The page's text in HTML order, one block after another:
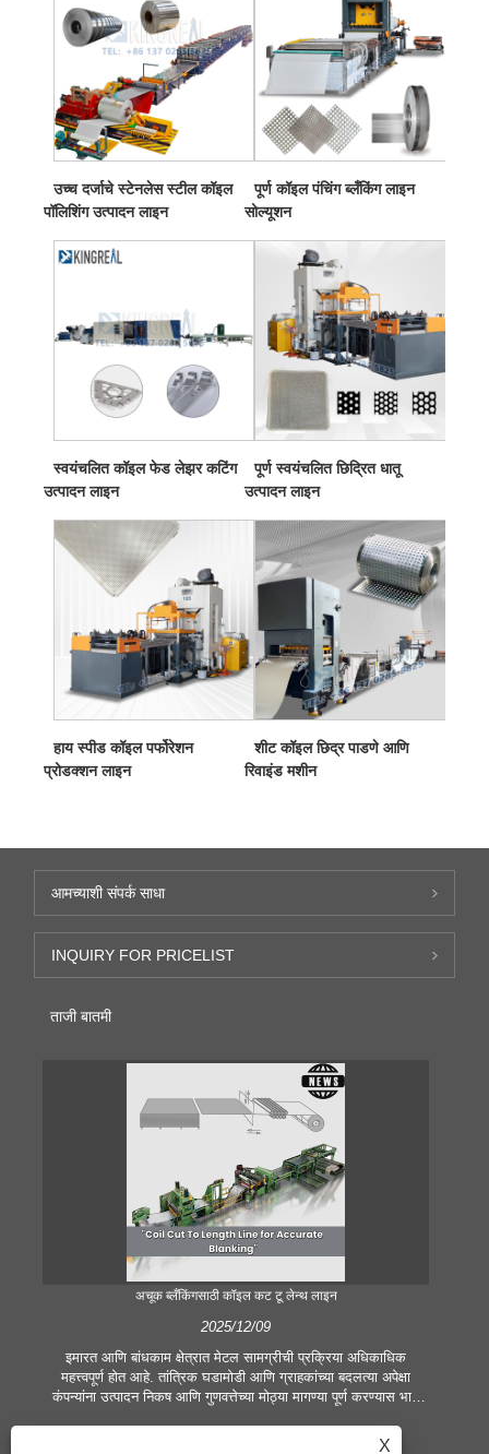
उच्च दर्जाचे स्टेनलेस स्टील कॉइल
पॉलिशिंग उत्पादन लाइन
पूर्ण कॉइल पंचिंग ब्लँकिंग लाइन
सोल्यूशन
स्वयंचलित कॉइल फेड लेझर कटिंग
उत्पादन लाइन
पूर्ण स्वयंचलित छिद्रित धातू
उत्पादन लाइन
हाय स्पीड कॉइल पर्फोरेशन
प्रोडक्शन लाइन
शीट कॉइल छिद्र पाडणे आणि
रिवाइंड मशीन
आमच्याशी संपर्क साधा
INQUIRY FOR PRICELIST
ताजी बातमी
अचूक ब्लँकिंगसाठी कॉइल कट टू लेन्थ लाइन
2025/12/09
इमारत आणि बांधकाम क्षेत्रात मेटल सामग्रीची प्रक्रिया अधिकाधिक
महत्त्वपूर्ण होत आहे. तांत्रिक घडामोडी आणि ग्राहकांच्या बदलत्या अपेक्षा
कंपन्यांना उत्पादन निकष आणि गुणवत्तेच्या मोठ्या मागण्या पूर्ण करण्यास भाग
करण्यासाठी पुरेशी नाहीत, विशेषतः उत्कृष्ट अचूकता आणि कार्यक्षमतेच्या शोधात.
X